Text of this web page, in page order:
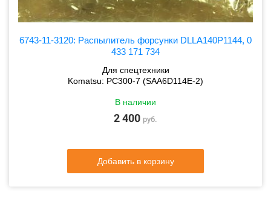
6743-11-3120: Распылитель форсунки DLLA140P1144, 0
433 171 734
Для спецтехники
Komatsu: PC300-7 (SAA6D114E-2)
В наличии
2 400 руб.
Добавить в корзину